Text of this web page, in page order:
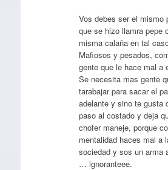
Vos debes ser el mismo
que se hizo llamra pepe
misma calaña en tal
Mafiosos y pesados,
gente que le hace mal a
Se necesita mas gente
tarabajar para sacar el
adelante y sino te gusta
paso al costado y deja
chofer maneje, porque
mentalidad haces mal a
sociedad y sos un arma
… ignoranteee.